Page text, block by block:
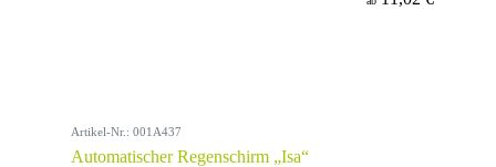
Artikel-Nr.: 001A437
Automatischer Regenschirm „Isa“